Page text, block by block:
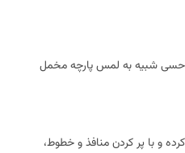
شبیه به لمس پارچه مخمل
و با پر کردن منافذ و خطوط،